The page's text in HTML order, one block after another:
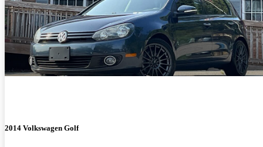
2014 Volkswagen Golf